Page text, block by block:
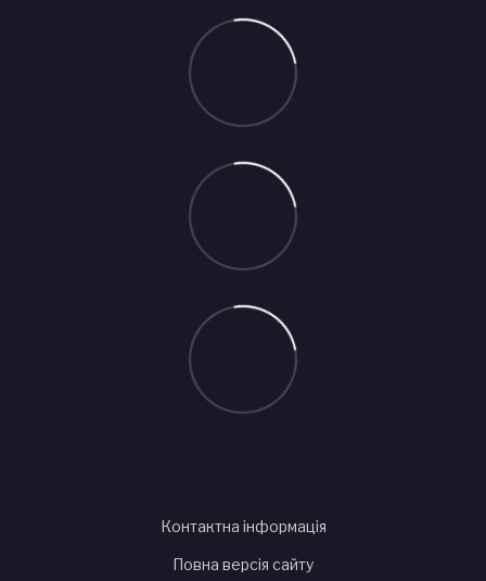
Контактна інформація
Повна версія сайту